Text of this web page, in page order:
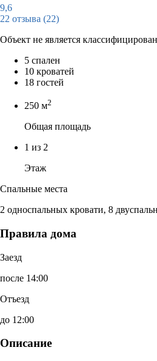
9,6
22 отзыва (22)
Объект не является
5 спален
10 кроватей
18 гостей
250 м2
Общая площадь
1 из 2
Этаж
Спальные места
2 односпальных кровати, 8
Правила дома
Заезд
после 14:00
Отъезд
до 12:00
Описание